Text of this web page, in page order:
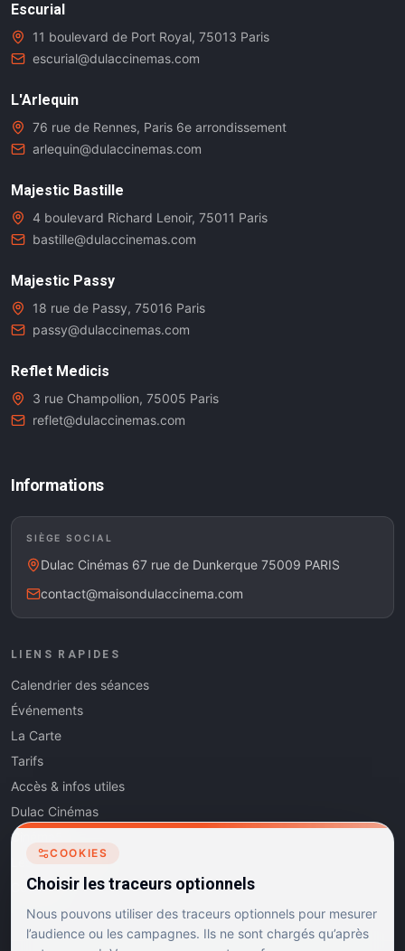
Escurial
11 boulevard de Port Royal, 75013 Paris
escurial@dulaccinemas.com
L'Arlequin
76 rue de Rennes, Paris 6e arrondissement
arlequin@dulaccinemas.com
Majestic Bastille
4 boulevard Richard Lenoir, 75011 Paris
bastille@dulaccinemas.com
Majestic Passy
18 rue de Passy, 75016 Paris
passy@dulaccinemas.com
Reflet Medicis
3 rue Champollion, 75005 Paris
reflet@dulaccinemas.com
Informations
SIÈGE SOCIAL
Dulac Cinémas 67 rue de Dunkerque 75009 PARIS
contact@maisondulaccinema.com
LIENS RAPIDES
Calendrier des séances
Événements
La Carte
Tarifs
Accès & infos utiles
Dulac Cinémas
Cinéma5
Les Dits de l'Art
Contact
COOKIES
Choisir les traceurs optionnels
Nous pouvons utiliser des traceurs optionnels pour mesurer
l’audience ou les campagnes. Ils ne sont chargés qu’après